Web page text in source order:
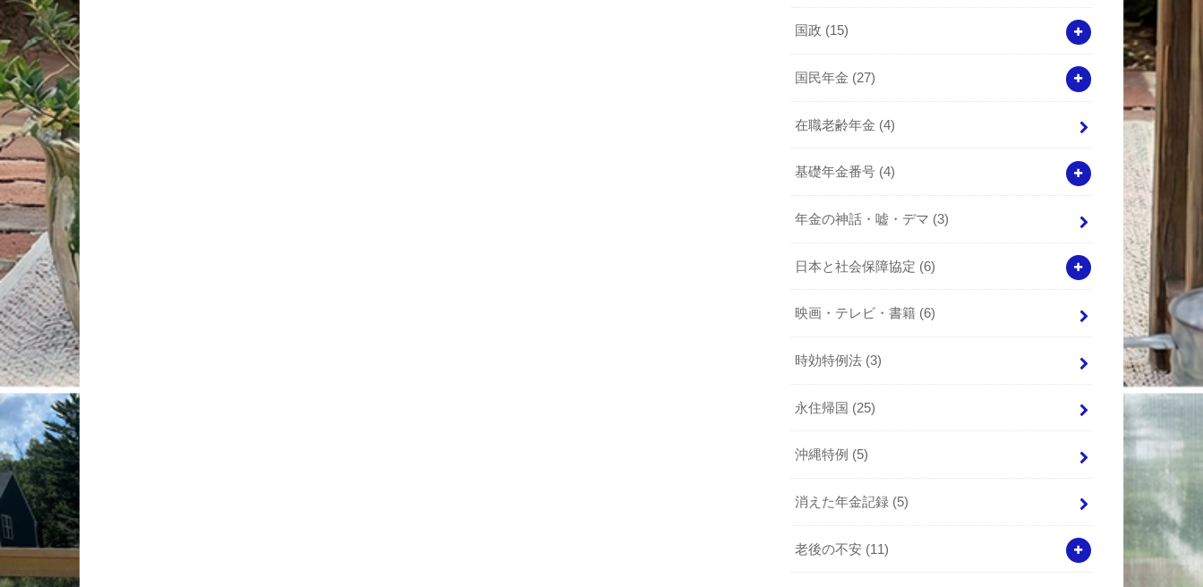
国政 (15)
国民年金 (27)
在職老齢年金 (4)
基礎年金番号 (4)
年金の神話・嘘・デマ (3)
日本と社会保障協定 (6)
映画・テレビ・書籍 (6)
時効特例法 (3)
永住帰国 (25)
沖縄特例 (5)
消えた年金記録 (5)
老後の不安 (11)